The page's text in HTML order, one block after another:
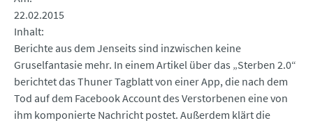
22.02.2015
Inhalt
Berichte aus dem Jenseits sind inzwischen keine
Gruselfantasie mehr. In einem Artikel über das „Sterben 2.0“
berichtet das Thuner Tagblatt von einer App, die nach dem
Tod auf dem Facebook Account des Verstorbenen eine von
ihm komponierte Nachricht postet. Außerdem klärt die